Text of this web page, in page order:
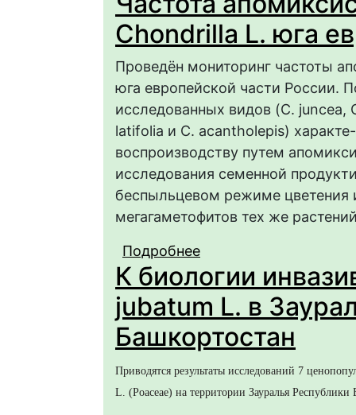
Сhondrilla L. юга
Проведён мониторинг частоты
юга европейской части России.
исследованных видов (C. juncea,
latifolia и C. acantholepis)
воспроизводству путем
исследования семенной
беспыльцевом режиме цветения
мегагаметофитов тех же
Подробнее
европейской части
К биологии
jubatum L. в
Башкортостан
Приводятся результаты исследований 7
L. (Poaceae) на территории Зауралья Республики